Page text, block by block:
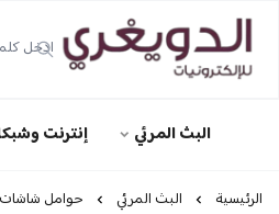
الدويغري • للإلكترونيات
البث المرئي إنترنت
الرئيسية البث المرئي حوامل